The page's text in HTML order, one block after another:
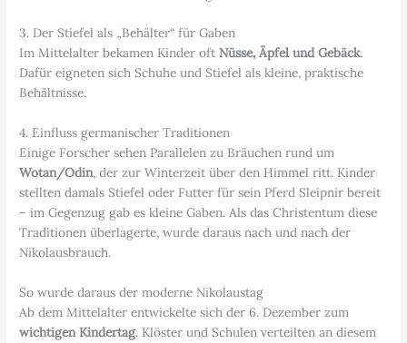
3. Der Stiefel als „Behälter“ für Gaben
Im Mittelalter bekamen Kinder oftNüsse, Äpfel und Gebäck.
Dafür eigneten sich Schuhe und Stiefel als kleine, praktische
Behältnisse.
4. Einfluss germanischer Traditionen
Einige Forscher sehen Parallelen zu Bräuchen rund um
Wotan/Odin, der zur Winterzeit über den Himmel ritt. Kinder
stellten damals Stiefel oder Futter für sein Pferd Sleipnir bereit
– im Gegenzug gab es kleine Gaben. Als das Christentum diese
Traditionen überlagerte, wurde daraus nach und nach der
Nikolausbrauch.
So wurde daraus der moderne Nikolaustag
Ab dem Mittelalter entwickelte sich der 6. Dezember zum
wichtigen Kindertag. Klöster und Schulen verteilten an diesem